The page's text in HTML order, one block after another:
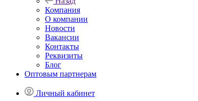
Компания
О компании
Новости
Вакансии
Контакты
Реквизиты
Блог
Оптовым партнерам
Личный кабинет